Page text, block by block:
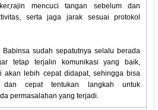
mencuci tangan sebelum dan
serta jaga jarak sesuai protokol
sudah sepatutnya selalu berada
tetap terjalin komunikasi yang baik,
akan lebih cepat didapat, sehingga bisa
cepat tentukan langkah untuk
permasalahan yang terjadi.